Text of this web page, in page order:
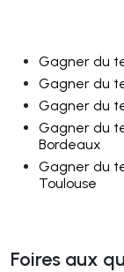
Gagner du
Gagner du
Gagner du
Gagner du
Bordeaux
Gagner du
Toulouse
Foires aux